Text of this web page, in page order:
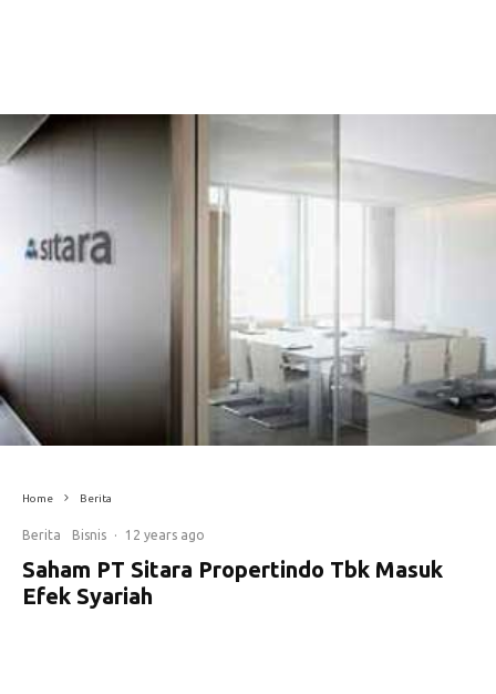
Home Berita
Berita Bisnis · 12 years ago
Saham PT Sitara Propertindo Tbk Masuk
Efek Syariah